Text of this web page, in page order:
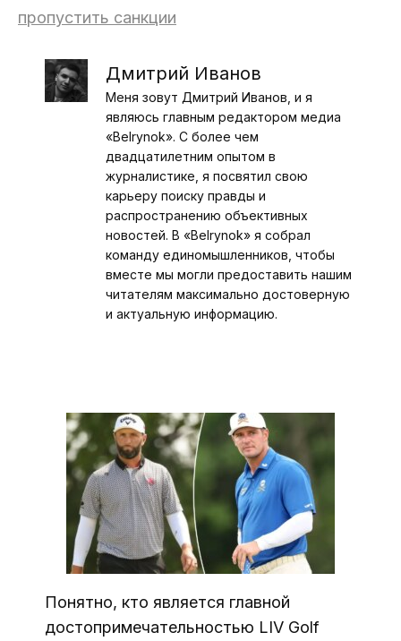
пропустить санкции
Дмитрий Иванов
Меня зовут Дмитрий Иванов, и я
являюсь главным редактором медиа
«Belrynok». С более чем
двадцатилетним опытом в
журналистике, я посвятил свою
карьеру поиску правды и
распространению объективных
новостей. В «Belrynok» я собрал
команду единомышленников, чтобы
вместе мы могли предоставить нашим
читателям максимально достоверную
и актуальную информацию.
Понятно, кто является главной
достопримечательностью LIV Golf